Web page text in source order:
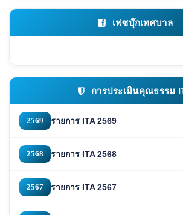
เฟซบุ๊กเทศบาล
การประเมินคุณธรรม
2569 รายการ ITA 2569
2568 รายการ ITA 2568
2567 รายการ ITA 2567